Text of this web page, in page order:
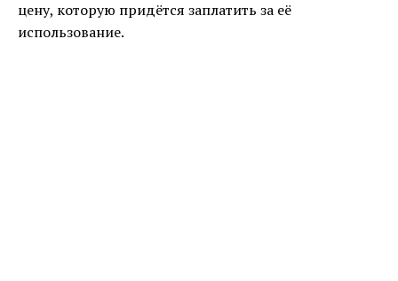
цену, которую придётся заплатить за её
использование.